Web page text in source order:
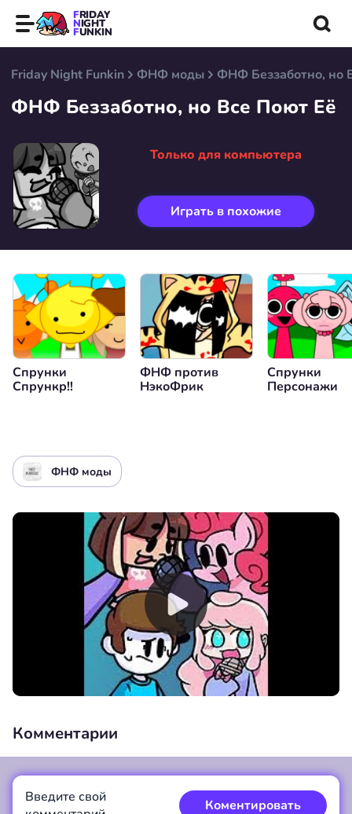
FRIDAY
NIGHT
FUNKIN
Friday Night Funkin ФНФ моды ФНФ Беззаботно, но
ФНФ Беззаботно, но Все Поют Её
Только для компьютера
Играть в похожие
Спрунки
Спрункр!!
ФНФ против
НэкоФрик
Спрунки
Персонажи
00:00/00:00
ФНФ моды
Комментарии
Введите свой
Коментировать